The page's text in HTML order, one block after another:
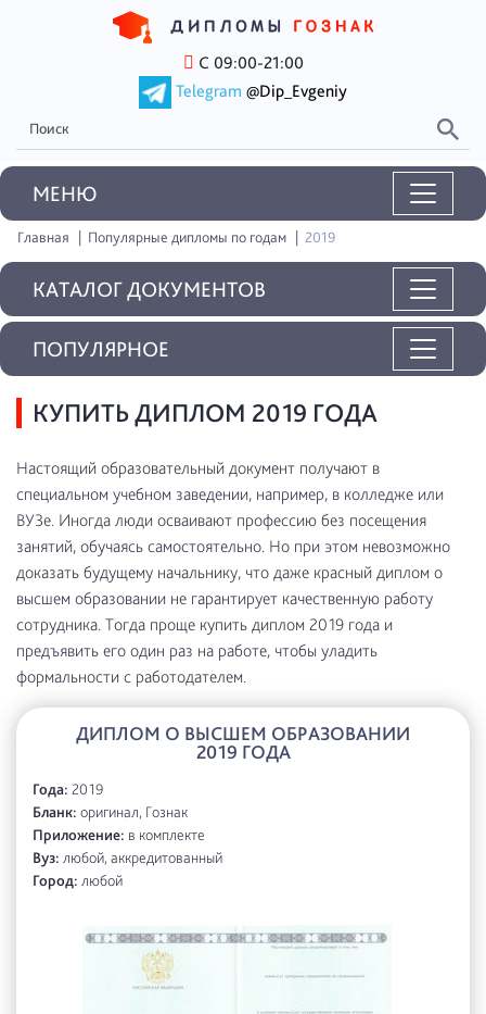
С 09:00-21:00
Telegram @Dip_Evgeniy
MEНЮ
Главная Популярные дипломы по годам 2019
КАТАЛОГ ДОКУМЕНТОВ
КУПИТЬ ДИПЛОМ 2019 ГОДА
Настоящий образовательный документ получают в
специальном учебном заведении, например, в колледже или
ВУЗе. Иногда люди осваивают профессию без посещения
занятий, обучаясь самостоятельно. Но при этом невозможно
доказать будущему начальнику, что даже красный диплом о
высшем образовании не гарантирует качественную работу
сотрудника. Тогда проще купить диплом 2019 года и
предъявить его один раз на работе, чтобы уладить
формальности с работодателем.
ДИПЛОМ О ВЫСШЕМ ОБРАЗОВАНИИ
2019 ГОДА
Года: 2019
Бланк: оригинал, Гознак
Приложение: в комплекте
Вуз: любой, аккредитованный
Город: любой
ПОПУЛЯРНОЕ